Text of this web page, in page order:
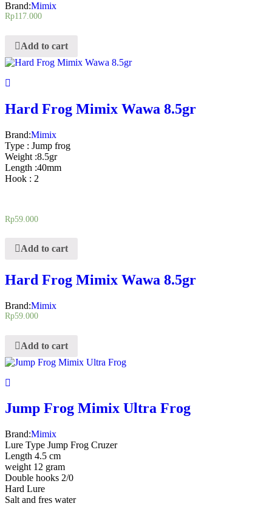
Brand:Mimix
Rp117.000
Add to cart
Hard Frog Mimix Wawa 8.5gr
Brand:Mimix
Type : Jump frog
Weight :8.5gr
Length :40mm
Hook : 2
Rp59.000
Add to cart
Hard Frog Mimix Wawa 8.5gr
Brand:Mimix
Rp59.000
Add to cart
Jump Frog Mimix Ultra Frog
Brand:Mimix
Lure Type Jump Frog Cruzer
Length 4.5 cm
weight 12 gram
Double hooks 2/0
Hard Lure
Salt and fres water